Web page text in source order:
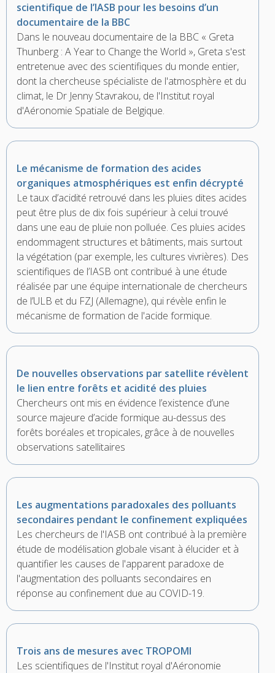
scientifique de l’IASB pour les besoins d’un
documentaire de la BBC
Dans le nouveau documentaire de la BBC « Greta
Thunberg : A Year to Change the World », Greta s'est
entretenue avec des scientifiques du monde entier,
dont la chercheuse spécialiste de l'atmosphère et du
climat, le Dr Jenny Stavrakou, de l'Institut royal
d'Aéronomie Spatiale de Belgique.
Le mécanisme de formation des acides
organiques atmosphériques est enfin décrypté
Le taux d’acidité retrouvé dans les pluies dites acides
peut être plus de dix fois supérieur à celui trouvé
dans une eau de pluie non polluée. Ces pluies acides
endommagent structures et bâtiments, mais surtout
la végétation (par exemple, les cultures vivrières). Des
scientifiques de l’IASB ont contribué à une étude
réalisée par une équipe internationale de chercheurs
de l’ULB et du FZJ (Allemagne), qui révèle enfin le
mécanisme de formation de l'acide formique.
De nouvelles observations par satellite révèlent
le lien entre forêts et acidité des pluies
Chercheurs ont mis en évidence l’existence d’une
source majeure d’acide formique au-dessus des
forêts boréales et tropicales, grâce à de nouvelles
observations satellitaires
Les augmentations paradoxales des polluants
secondaires pendant le confinement expliquées
Les chercheurs de l'IASB ont contribué à la première
étude de modélisation globale visant à élucider et à
quantifier les causes de l'apparent paradoxe de
l'augmentation des polluants secondaires en
réponse au confinement due au COVID-19.
Trois ans de mesures avec TROPOMI
Les scientifiques de l'Institut royal d'Aéronomie